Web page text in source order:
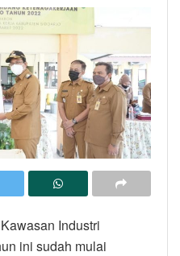
Industri
ini sudah mulai